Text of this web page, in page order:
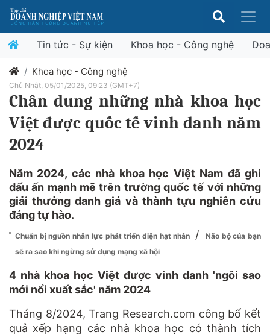
Tin tức - Sự kiện Khoa học - Công nghệ
Khoa học - Công nghệ
Chủ Nhật, 05/01/2025, 09:23 (GMT+7)
Chân dung những nhà khoa học
Việt được quốc tế vinh danh năm
2024
Năm 2024, các nhà khoa học Việt Nam đã ghi
dấu ấn mạnh mẽ trên trường quốc tế với những
giải thưởng danh giá và thành tựu nghiên cứu
đáng tự hào.
Chuẩn bị nguồn nhân lực phát triển điện hạt nhân /
Não bộ của bạn
sẽ ra sao khi ngừng sử dụng mạng xã hội
4 nhà khoa học Việt được vinh danh 'ngôi sao
mới nổi xuất sắc' năm 2024
Tháng 8/2024, Trang Research.com công bố kết
quả xếp hạng các nhà khoa học có thành tích